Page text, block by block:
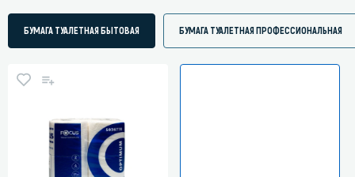
БУМАГА ТУАЛЕТНАЯ БЫТОВАЯ БУМАГА ТУАЛЕТНАЯ ПРОФЕССИОНАЛЬНАЯ